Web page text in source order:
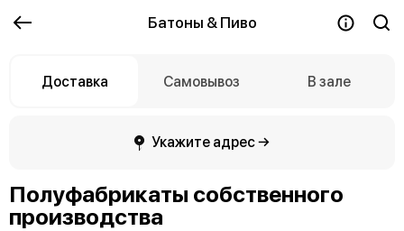
Батоны & Пиво
Доставка Самовывоз В зале
Укажите адрес →
Полуфабрикаты собственного
производства